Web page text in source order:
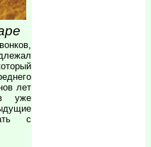
лет
уже
с